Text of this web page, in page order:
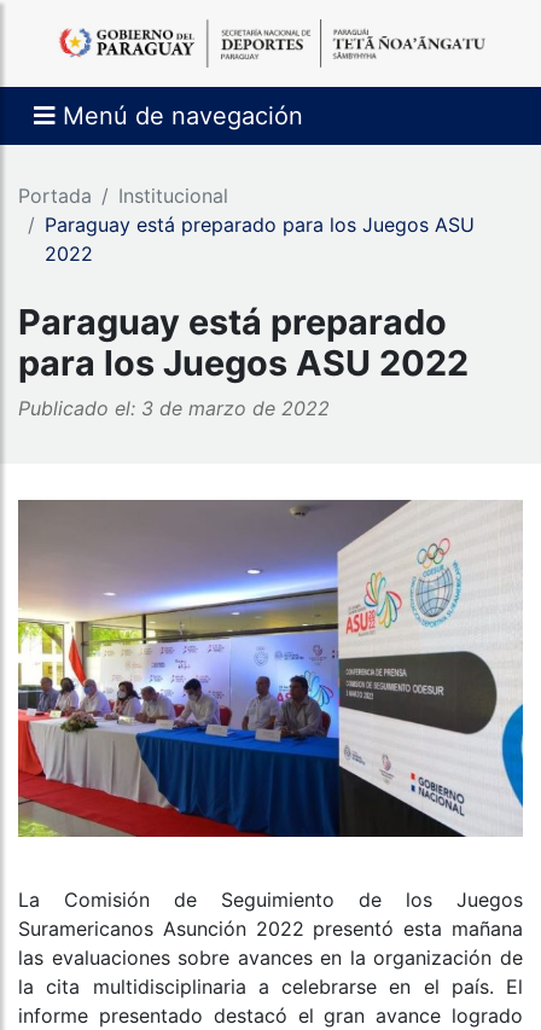
Menú de navegación
Portada
Institucional
Paraguay está preparado para los Juegos ASU
2022
Paraguay está preparado
para los Juegos ASU 2022
Publicado el: 3 de marzo de 2022
La Comisión de Seguimiento de los Juegos
Suramericanos Asunción 2022 presentó esta mañana
las evaluaciones sobre avances en la organización de
la cita multidisciplinaria a celebrarse en el país. El
informe presentado destacó el gran avance logrado